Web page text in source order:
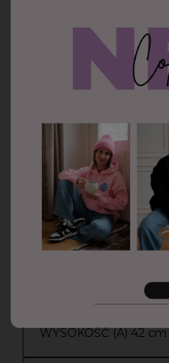
♥ torba mierzona na płasko
WYSOKOŚĆ (A) 42 cm